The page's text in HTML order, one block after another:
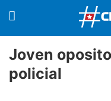
Joven
policial